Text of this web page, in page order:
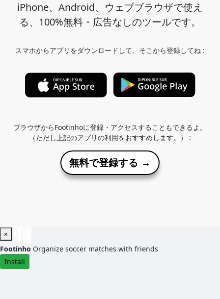
iPhone、Android、ウェブブラウザで使え
る、100%無料・広告なしのツールです。
スマホからアプリをダウンロードして、そこから登録してね :
ブラウザからFootinhoに登録・アクセスすることもできるよ。
（ただし上記のアプリの利用をおすすめします。） :
無料で登録する →
×
Footinho Organize soccer matches with friends
Install